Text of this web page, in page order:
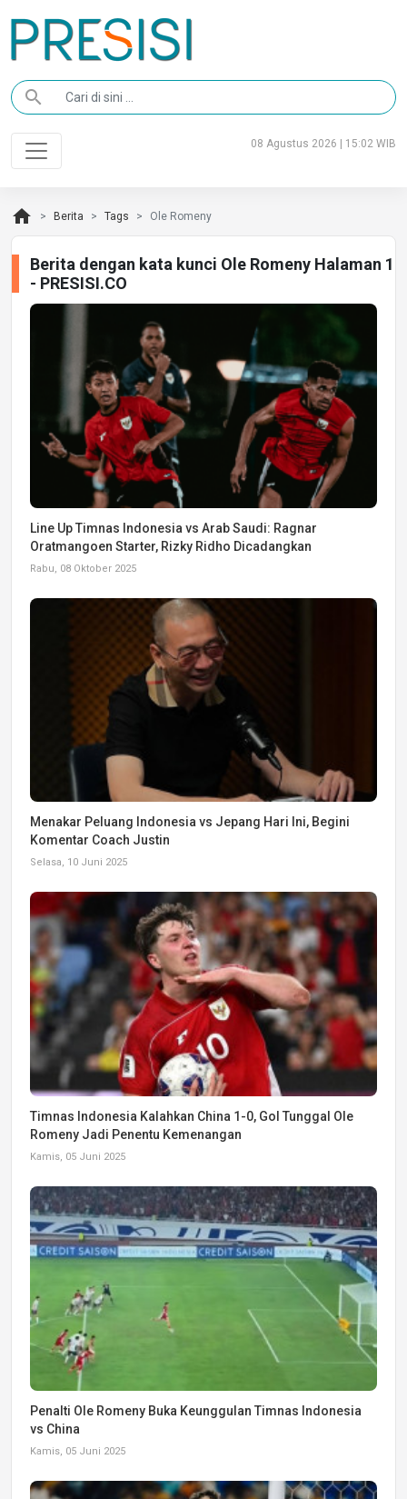
search
08 Agustus 2026 | 15:02 WIB
home Berita Tags Ole Romeny
Berita dengan kata kunci Ole Romeny Halaman 1
- PRESISI.CO
Line Up Timnas Indonesia vs Arab Saudi: Ragnar
Oratmangoen Starter, Rizky Ridho Dicadangkan
Rabu, 08 Oktober 2025
Menakar Peluang Indonesia vs Jepang Hari Ini, Begini
Komentar Coach Justin
Selasa, 10 Juni 2025
Timnas Indonesia Kalahkan China 1-0, Gol Tunggal Ole
Romeny Jadi Penentu Kemenangan
Kamis, 05 Juni 2025
Penalti Ole Romeny Buka Keunggulan Timnas Indonesia
vs China
Kamis, 05 Juni 2025